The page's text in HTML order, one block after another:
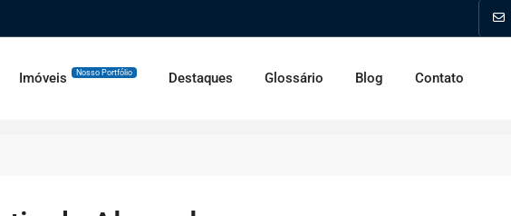
Imóveis Nosso Portfólio Destaques Glossário Blog Contato